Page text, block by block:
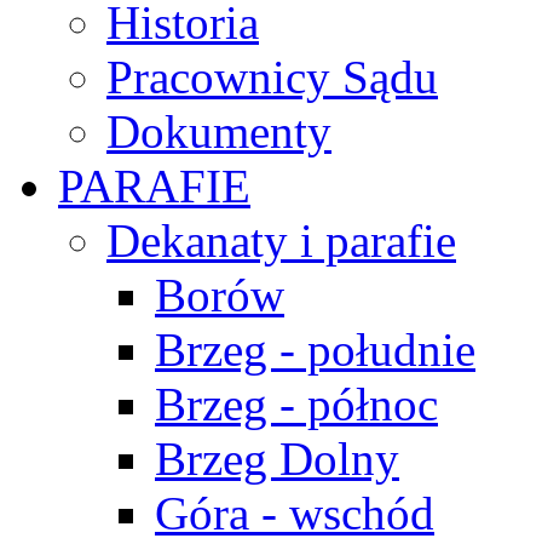
Historia
Pracownicy Sądu
Dokumenty
PARAFIE
Dekanaty i parafie
Borów
Brzeg - południe
Brzeg - północ
Brzeg Dolny
Góra - wschód